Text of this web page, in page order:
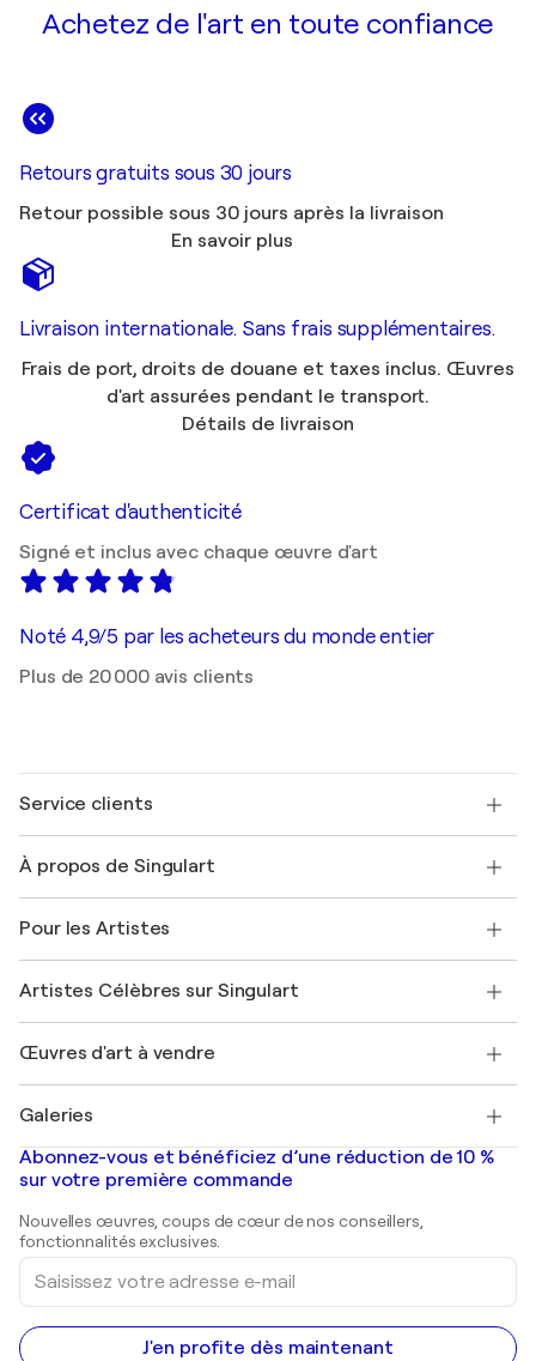
Achetez de l'art en toute confiance
Retours gratuits sous 30 jours
Retour possible sous 30 jours après la livraison
En savoir plus
Livraison internationale. Sans frais supplémentaires.
Frais de port, droits de douane et taxes inclus. Œuvres
d'art assurées pendant le transport.
Détails de livraison
Certificat d'authenticité
Signé et inclus avec chaque œuvre d'art
Noté 4,9/5 par les acheteurs du monde entier
Plus de 20 000 avis clients
Service clients
Expédition
Offrir une carte cadeau
Rejoignez notre programme commercial
Mon compte
+33 1 76 44 06 42
À propos de Singulart
FAQ
Magazine Singulart
Emplois
Découvrez une sélection d'art original
Pour les Artistes
Se connecter en tant qu'Artiste
Artistes Célèbres sur Singulart
Marc Chagall
Banksy
Mr. Brainwash
Shepard Fairey
Œuvres d'art à vendre
Tableaux abstraits à vendre
Peintures de paysage
Estampes
Peintures acryliques
Galeries
Galeries d'art en France
Galeries d'art en Belgique
Abonnez-vous et bénéficiez d’une réduction de 10 %
sur votre première commande
Nouvelles œuvres, coups de cœur de nos conseillers,
fonctionnalités exclusives.
Saisissez
votre
adresse
e-
mail
J'en profite dès maintenant